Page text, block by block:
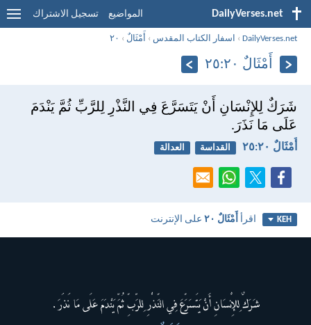
DailyVerses.net المواضيع تسجيل الاشتراك
DailyVerses.net
› اسفار الكتاب المقدس › أَمْثَالٌ › ٢٠
أَمْثَالٌ ٢٠:‏٢٥
شَرَكٌ لِلإِنْسَانِ أَنْ يَتَسَرَّعَ فِي النَّذْرِ لِلرَّبِّ ثُمَّ يَنْدَمَ
عَلَى مَا نَذَرَ.
أَمْثَالٌ ٢٠:‏٢٥ القداسة العدالة
KEH اقرأأَمْثَالٌ ٢٠ على الإنترنت